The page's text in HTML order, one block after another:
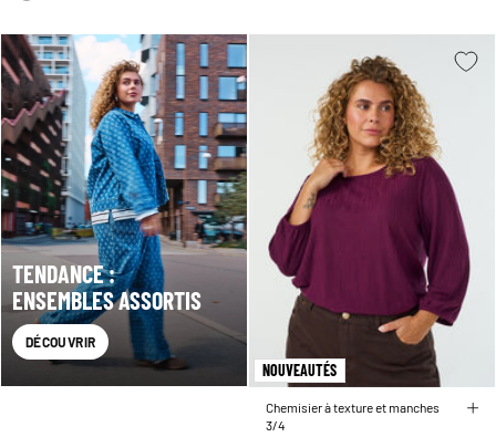
TENDANCE :
ENSEMBLES ASSORTIS
DÉCOUVRIR
NOUVEAUTÉS
Chemisier à texture et manches
3/4